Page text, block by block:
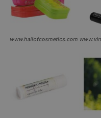
www.hallofcosmetics.com